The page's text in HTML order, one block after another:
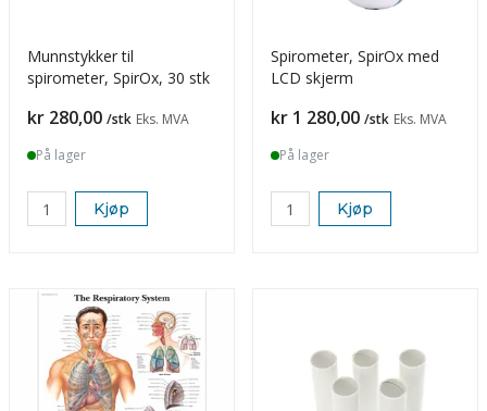
Munnstykker til
spirometer, SpirOx, 30 stk
Pris
kr 280,00 /stk Eks. MVA
På lager
Kjøp
Spirometer, SpirOx med
LCD skjerm
Pris
kr 1 280,00 /stk Eks. MVA
På lager
Kjøp